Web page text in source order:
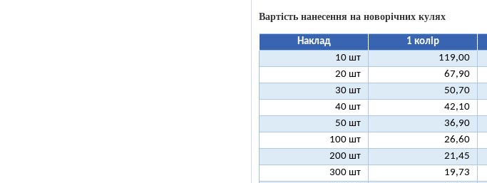
Вартість нанесення на новорічних кулях
Наклад 1 колір
10 шт
119,00
20 шт
67,90
30 шт
50,70
40 шт
42,10
50 шт
36,90
100 шт
26,60
200 шт
21,45
300 шт
19,73